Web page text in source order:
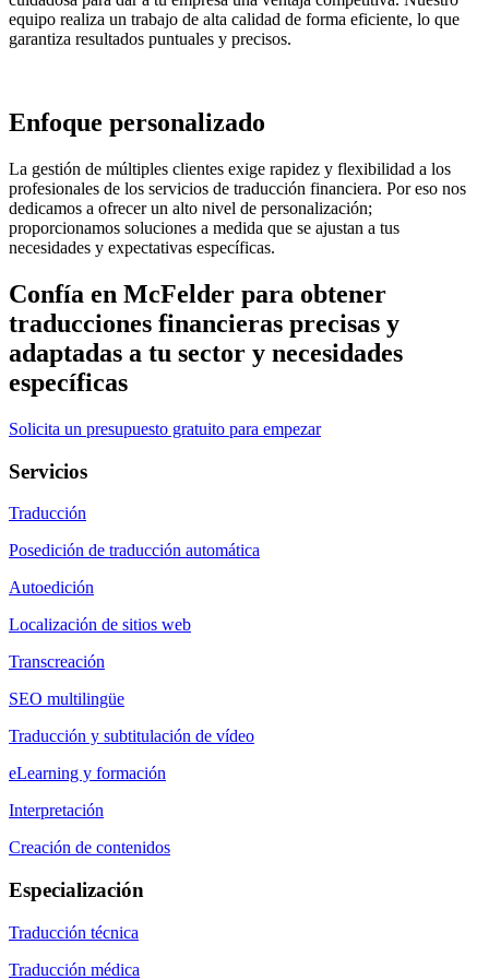
equipo realiza un trabajo de alta calidad de forma eficiente, lo que
garantiza resultados puntuales y precisos.
Enfoque personalizado
La gestión de múltiples clientes exige rapidez y flexibilidad a los
profesionales de los servicios de traducción financiera. Por eso nos
dedicamos a ofrecer un alto nivel de personalización;
proporcionamos soluciones a medida que se ajustan a tus
necesidades y expectativas específicas.
Confía en McFelder para obtener
traducciones financieras precisas y
adaptadas a tu sector y necesidades
específicas
Solicita un presupuesto gratuito para empezar
Servicios
Traducción
Posedición de traducción automática
Autoedición
Localización de sitios web
Transcreación
SEO multilingüe
Traducción y subtitulación de vídeo
eLearning y formación
Interpretación
Creación de contenidos
Especialización
Traducción técnica
Traducción médica